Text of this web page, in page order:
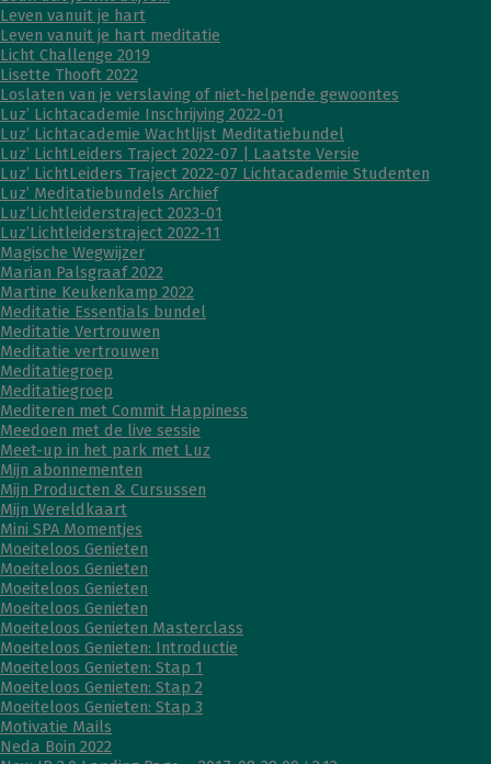
Leven vanuit je hart
Leven vanuit je hart meditatie
Licht Challenge 2019
Lisette Thooft 2022
Loslaten van je verslaving of niet-helpende gewoontes
Luz’ Lichtacademie Inschrijving 2022-01
Luz’ Lichtacademie Wachtlijst Meditatiebundel
Luz’ LichtLeiders Traject 2022-07 | Laatste Versie
Luz’ LichtLeiders Traject 2022-07 Lichtacademie Studenten
Luz’ Meditatiebundels Archief
Luz’Lichtleiderstraject 2023-01
Luz’Lichtleiderstraject 2022-11
Magische Wegwijzer
Marian Palsgraaf 2022
Martine Keukenkamp 2022
Meditatie Essentials bundel
Meditatie Vertrouwen
Meditatie vertrouwen
Meditatiegroep
Meditatiegroep
Mediteren met Commit Happiness
Meedoen met de live sessie
Meet-up in het park met Luz
Mijn abonnementen
Mijn Producten & Cursussen
Mijn Wereldkaart
Mini SPA Momentjes
Moeiteloos Genieten
Moeiteloos Genieten
Moeiteloos Genieten
Moeiteloos Genieten
Moeiteloos Genieten Masterclass
Moeiteloos Genieten: Introductie
Moeiteloos Genieten: Stap 1
Moeiteloos Genieten: Stap 2
Moeiteloos Genieten: Stap 3
Motivatie Mails
Neda Boin 2022